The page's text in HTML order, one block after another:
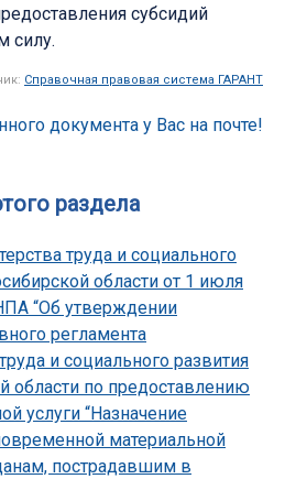
субсидий
силу.
Справочная правовая система ГАРАНТ
раздела
труда и социального
области от 1 июля
“Об утверждении
регламента
и социального развития
области по предоставлению
услуги “Назначение
материальной
пострадавшим в